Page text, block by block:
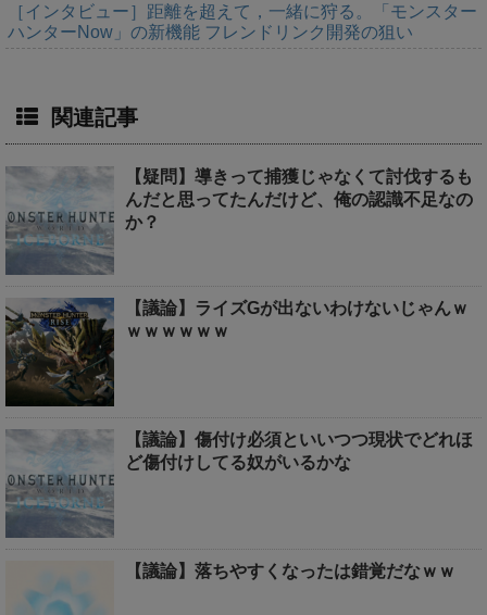
［インタビュー］距離を超えて，一緒に狩る。「モンスター
ハンターNow」の新機能 フレンドリンク開発の狙い
関連記事
【疑問】導きって捕獲じゃなくて討伐するも
んだと思ってたんだけど、俺の認識不足なの
か？
【議論】ライズGが出ないわけないじゃんｗ
ｗｗｗｗｗｗ
【議論】傷付け必須といいつつ現状でどれほ
ど傷付けしてる奴がいるかな
【議論】落ちやすくなったは錯覚だなｗｗ